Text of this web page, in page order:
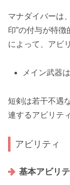
マナダイバーは
印”の付与が特徴
によって、アビ
メイン武器
短剣は若干不遇
連するアビリテ
アビリティ
基本アビリ